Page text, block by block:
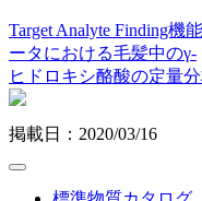
Target Analyte Finding機
ータにおける毛髪中のγ-
ヒドロキシ酪酸の定量
掲載日：2020/03/16